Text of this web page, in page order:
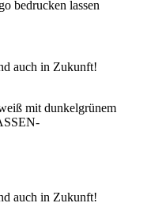
auch in Zukunft!
auch in Zukunft!